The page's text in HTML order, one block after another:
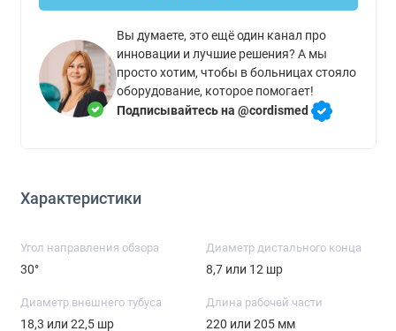
Вы думаете, это ещё один канал про
инновации и лучшие решения? А мы
просто хотим, чтобы в больницах стояло
оборудование, которое помогает!
Подписывайтесь на @cordismed
Характеристики
Угол направления обзора
30°
Диаметр дистального конца
8,7 или 12 шр
Диаметр внешнего тубуса
18,3 или 22,5 шр
Длина рабочей части
220 или 205 мм